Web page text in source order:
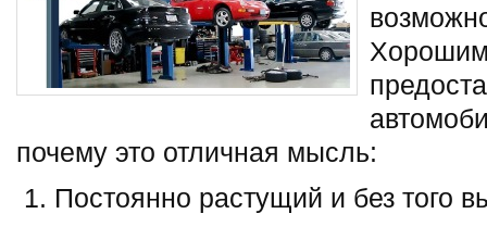
Хорошим
почему это отличная мысль:
Постоянно растущий и без того